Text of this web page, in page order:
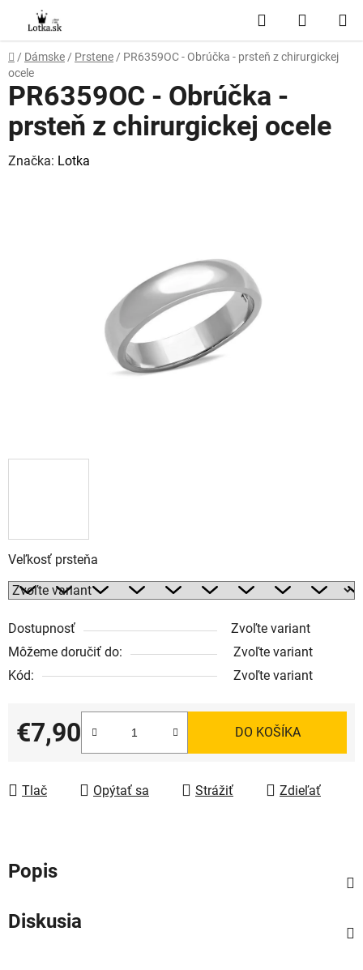
obsah
Hľadať
KOŠÍK
Domov
/ Dámske / Prstene / PR6359OC - Obrúčka - prsteň z chirurgickej
ocele
Veľkosť prsteňa
Dostupnosť
Zvoľte variant
Môžeme doručiť do:
Zvoľte variant
Kód:
Zvoľte variant
€7,90
Jednotková cena:
DO KOŠÍKA
Tlač Opýtať sa Strážiť Zdieľať
PR6359OC - Obrúčka -
prsteň z chirurgickej ocele
Značka: Lotka
Popis
Diskusia